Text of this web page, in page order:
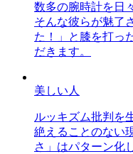
数多の腕時計を日
そんな彼らが魅了
た！」と膝を打っ
だきます。
美しい人
ルッキズム批判を
絶えることのない
さ」はパターン化